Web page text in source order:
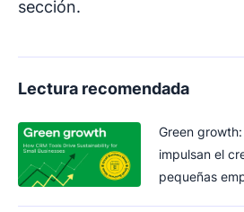
sección.
Lectura recomendada
Green
impulsan el
pequeñas